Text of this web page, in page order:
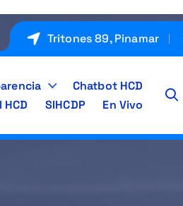
Tritones 89, Pinamar
Chatbot HCD
SIHCDP En Vivo